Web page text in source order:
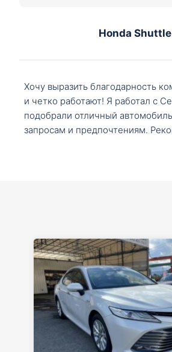
Honda Shuttle
Хочу выразить благодарность
и четко работают! Я работал с
подобрали отличный
запросам и предпочтениям.